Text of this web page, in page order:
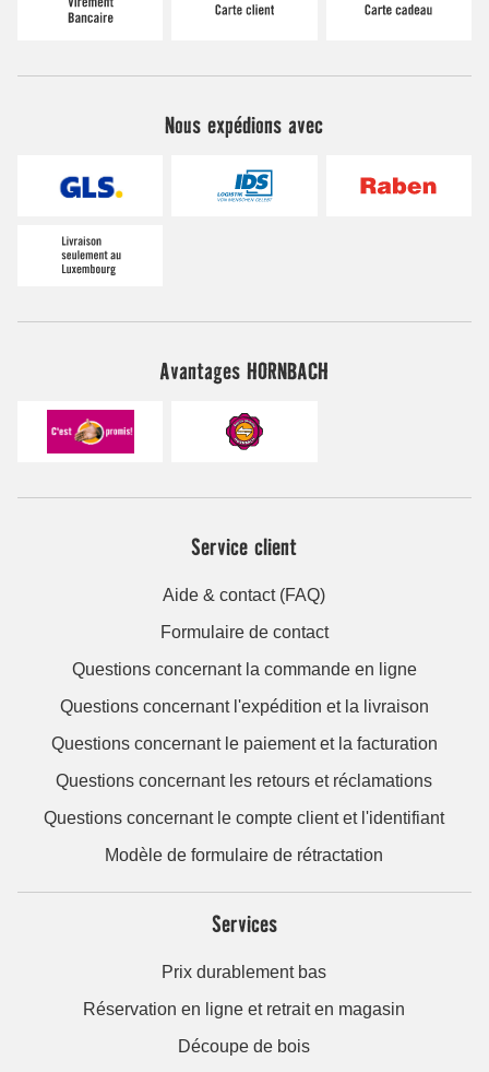
Nous expédions avec
Avantages HORNBACH
Service client
Aide & contact (FAQ)
Formulaire de contact
Questions concernant la commande en ligne
Questions concernant l'expédition et la livraison
Questions concernant le paiement et la facturation
Questions concernant les retours et réclamations
Questions concernant le compte client et l'identifiant
Modèle de formulaire de rétractation
Services
Prix durablement bas
Réservation en ligne et retrait en magasin
Découpe de bois